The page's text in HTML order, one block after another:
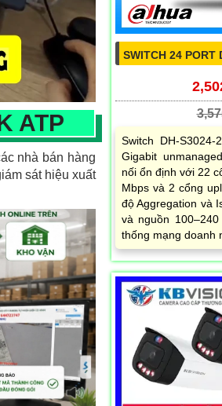
ATP
nhà bán hàng
sát hiệu xuất
SWITCH 24 PORT
Switch DH-
Gigabit
nối ổn định với 22
Mbps và 2 cổng
độ Aggregation và
và nguồn
thống mạng doanh